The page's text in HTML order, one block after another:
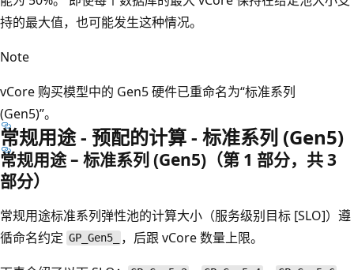
持的最大值，也可能发生这种情况。
Note
vCore 购买模型中的 Gen5 硬件已重命名为“标准系列
(Gen5)”。
常规用途 - 预配的计算 - 标准系列 (Gen5)
常规用途 – 标准系列 (Gen5)（第 1 部分，共 3
部分）
常规用途标准系列弹性池的计算大小（服务级别目标 [SLO]）遵
循命名约定 GP_Gen5_
，后跟 vCore 数量上限。